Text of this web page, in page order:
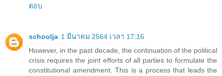
ตอบ
schoolja 1 มีนาคม 2564 เวลา 17:16
However, in the past decade, the continuation of the political
crisis requires the joint efforts of all parties to formulate the
constitutional amendment. This is a process that leads the